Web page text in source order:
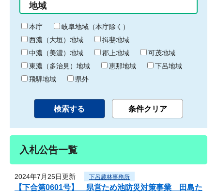
り
終
わ
り
地域
本庁
岐阜地域（本庁除く）
西濃（大垣）地域
揖斐地域
中濃（美濃）地域
郡上地域
可茂地域
東濃（多治見）地域
恵那地域
下呂地域
飛騨地域
県外
入札公告一覧
2024年7月25日更新 下呂農林事務所
【下合第0601号】 県営ため池防災対策事業 田島た